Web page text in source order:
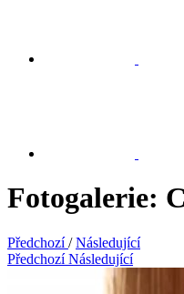
Fotogalerie:
Předchozí / Následující
Předchozí Následující